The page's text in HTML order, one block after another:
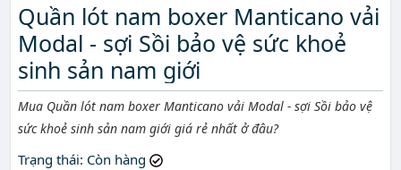
Quần lót nam boxer Manticano vải
Modal - sợi Sồi bảo vệ sức khoẻ
sinh sản nam giới
Mô tả ngắn
Mua Quần lót nam boxer Manticano vải Modal - sợi Sồi bảo vệ
sức khoẻ sinh sản nam giới giá rẻ nhất ở đâu?
Trạng thái: Còn hàng